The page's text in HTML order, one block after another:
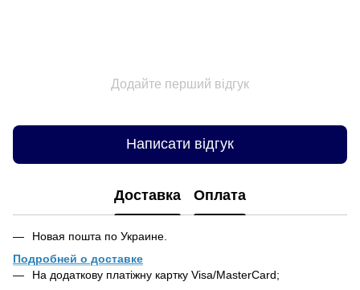
Додайте перший відгук
Написати відгук
Доставка Оплата
Новая пошта по Украине.
Подробней о доставке
На додаткову платіжну картку Visa/MasterCard;